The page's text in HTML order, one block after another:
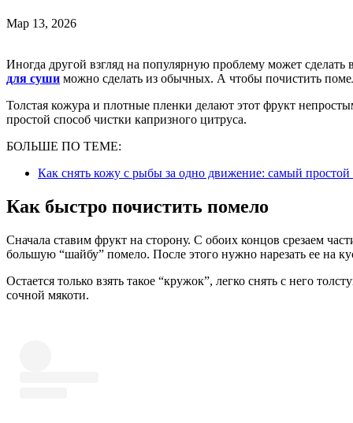
Мар 13, 2026
Иногда другой взгляд на популярную проблему может
для суши можно сделать из обычных. А чтобы почистить
Толстая кожура и плотные пленки делают этот фрукт
простой способ чистки капризного цитруса.
БОЛЬШЕ ПО ТЕМЕ:
Как снять кожу с рыбы за одно движение: самый
Как быстро почистить помело
Сначала ставим фрукт на сторону. С обоих концов срезаем
большую “шайбу” помело. После этого нужно нарезать ее на
Остается только взять такое “кружок”, легко снять с него
сочной мякоти.